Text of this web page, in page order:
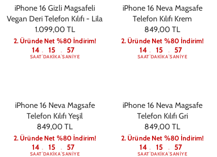
iPhone 16 Gizli Magsafeli
Vegan Deri Telefon Kılıfı - Lila
1.099,00 TL
2. Üründe Net %80 İndirim!
14
SAAT: 15
DAKIKA: 56
SANIYE
iPhone 16 Neva Magsafe
Telefon Kılıfı Krem
849,00 TL
2. Üründe Net %80 İndirim!
14
SAAT: 15
DAKIKA: 56
SANIYE
iPhone 16 Neva Magsafe
Telefon Kılıfı Yeşil
849,00 TL
2. Üründe Net %80 İndirim!
14
SAAT: 15
DAKIKA: 56
SANIYE
iPhone 16 Neva Magsafe
Telefon Kılıfı Gri
849,00 TL
2. Üründe Net %80 İndirim!
14
SAAT: 15
DAKIKA: 56
SANIYE